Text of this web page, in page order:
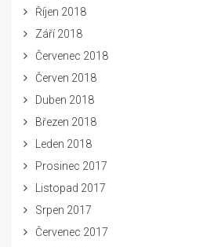
Říjen 2018
Září 2018
Červenec 2018
Červen 2018
Duben 2018
Březen 2018
Leden 2018
Prosinec 2017
Listopad 2017
Srpen 2017
Červenec 2017